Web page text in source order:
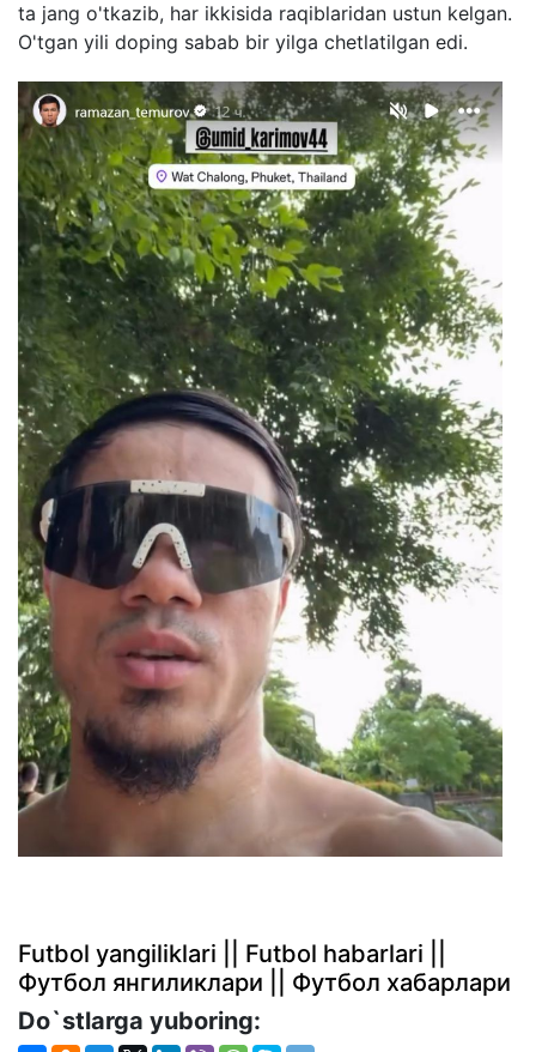
ta jang o'tkazib, har ikkisida raqiblaridan ustun kelgan.
O'tgan yili doping sabab bir yilga chetlatilgan edi.
Futbol yangiliklari || Futbol habarlari ||
Футбол янгиликлари || Футбол хабарлари
Do`stlarga yuboring: